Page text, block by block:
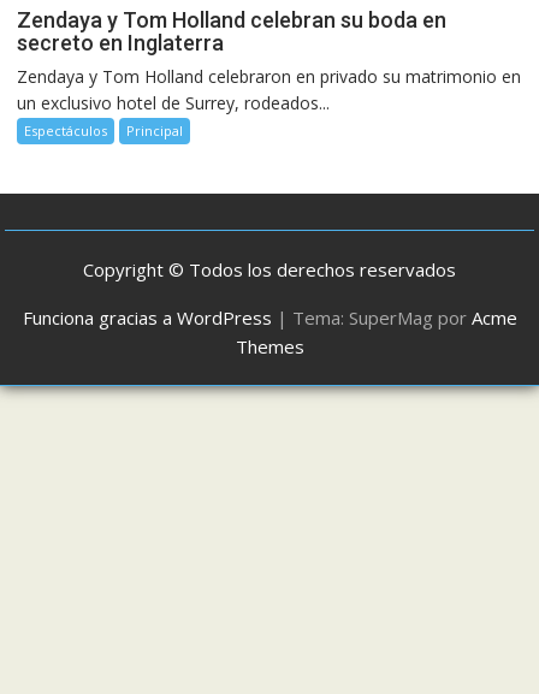
Zendaya y Tom Holland celebran su boda en
secreto en Inglaterra
Zendaya y Tom Holland celebraron en privado su matrimonio en
un exclusivo hotel de Surrey, rodeados...
Espectáculos Principal
Copyright © Todos los derechos reservados
Funciona gracias a WordPress | Tema: SuperMag por Acme
Themes